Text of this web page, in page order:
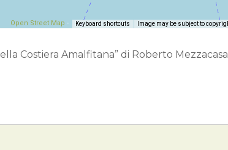
Open Street Map - Keyboard shortcuts Image may be subject to
Costiera Amalfitana” di Roberto